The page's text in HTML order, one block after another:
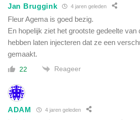
Jan Bruggink 4 jaren geleden
Fleur Agema is goed bezig.
En hopelijk ziet het grootste gedeelte
hebben laten injecteren dat ze een
gemaakt.
22 Reageer
ADAM 4 jaren geleden